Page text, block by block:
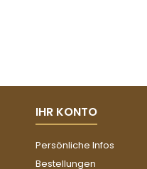
IHR KONTO
Persönliche Infos
Bestellungen